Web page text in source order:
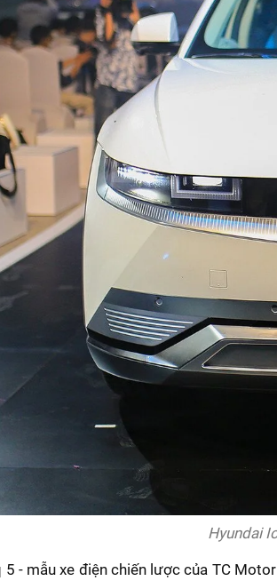
Hyundai
5 - mẫu xe điện chiến lược của TC